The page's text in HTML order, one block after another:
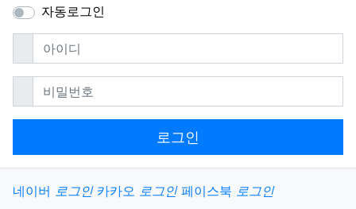
자동로그인
아이디필수
비밀번호필수
로그인
소셜계정으로 로그인
네이버 로그인 카카오 로그인 페이스북 로그인